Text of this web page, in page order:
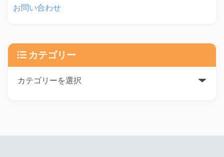
お問い合わせ
カテゴリー